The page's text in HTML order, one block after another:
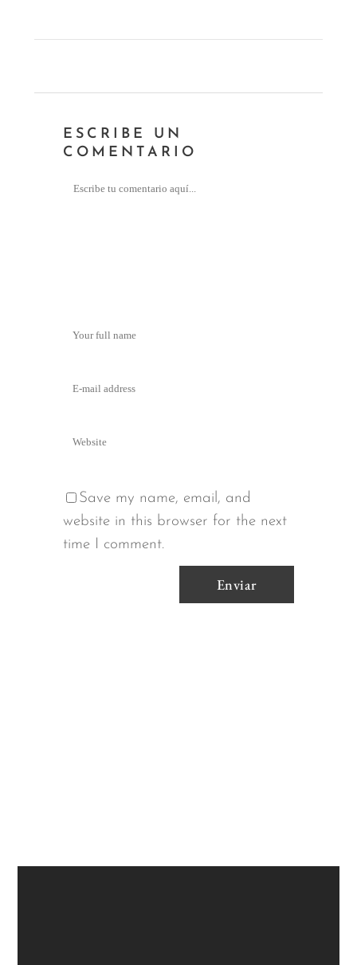
ESCRIBE UN
COMENTARIO
Save my name, email, and
website in this browser for the next
time I comment.